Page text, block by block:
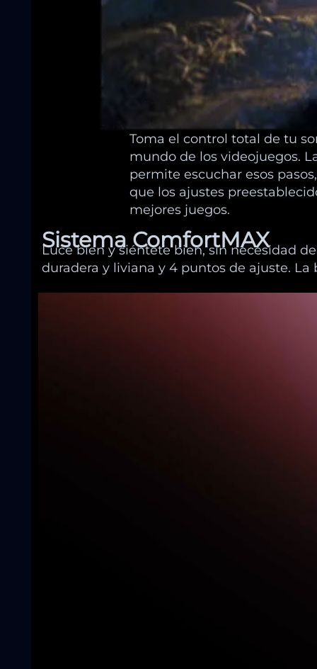
Toma el control total de tu
mundo de los videojuegos.
permite escuchar esos
que los ajustes
mejores juegos.
Sistema ComfortMAX
Luce bien y siéntete bien, sin necesidad
duradera y liviana y 4 puntos de ajuste.